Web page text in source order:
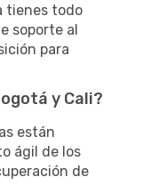
tienes todo
soporte al
para
y Cali?
están
ágil de los
de